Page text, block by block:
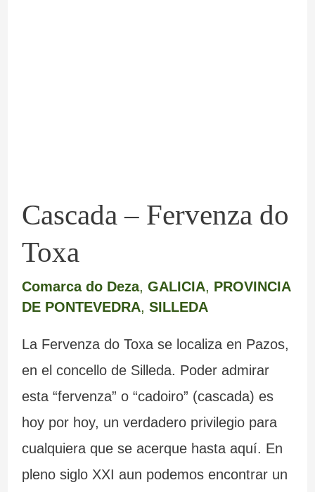
Cascada – Fervenza do
Toxa
Comarca do Deza, GALICIA, PROVINCIA
DE PONTEVEDRA, SILLEDA
La Fervenza do Toxa se localiza en Pazos,
en el concello de Silleda. Poder admirar
esta “fervenza” o “cadoiro” (cascada) es
hoy por hoy, un verdadero privilegio para
cualquiera que se acerque hasta aquí. En
pleno siglo XXI aun podemos encontrar un